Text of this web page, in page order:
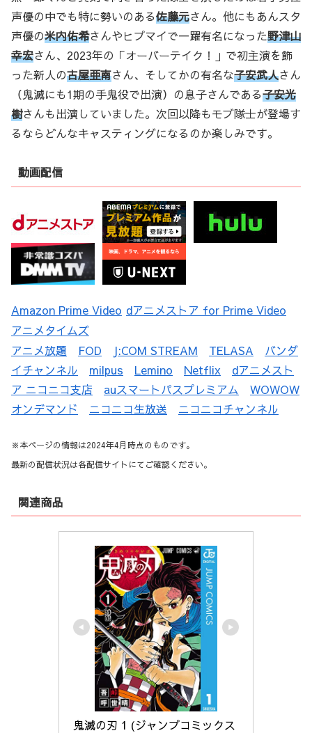
声優の中でも特に勢いのある佐藤元さん。他にもあんスタ
声優の米内佑希さんやヒプマイで一躍有名になった野津山
幸宏さん、2023年の「オーバーテイク！」で初主演を飾
った新人の古屋亜南さん、そしてかの有名な子安武人さん
（鬼滅にも1期の手鬼役で出演）の息子さんである子安光
樹さんも出演していました。次回以降もモブ隊士が登場す
るならどんなキャスティングになるのか楽しみです。
動画配信
Amazon Prime Video dアニメストア for Prime Video
アニメタイムズ
アニメ放題
FOD J:COM STREAM TELASA
バンダ
イチャンネル
milpus Lemino Netflix
dアニメスト
ア ニコニコ支店
auスマートパスプレミアム
WOWOW
オンデマンド
ニコニコ生放送 ニコニコチャンネル
※本ページの情報は2024年4月時点のものです。
最新の配信状況は各配信サイトにてご確認ください。
関連商品
鬼滅の刃 1 (ジャンプコミックス